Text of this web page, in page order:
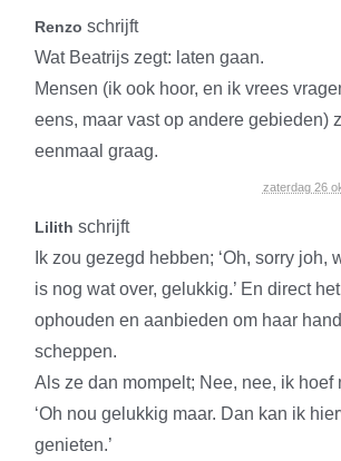
Renzo schrijft
Wat Beatrijs zegt: laten gaan.
Mensen (ik ook hoor, en ik vrees
eens, maar vast op andere gebieden)
eenmaal graag.
zaterdag 26
Lilith schrijft
Ik zou gezegd hebben; ‘Oh, sorry joh,
is nog wat over, gelukkig.’ En direct
ophouden en aanbieden om haar
scheppen.
Als ze dan mompelt; Nee, nee, ik hoef
‘Oh nou gelukkig maar. Dan kan ik
genieten.’